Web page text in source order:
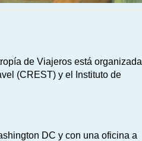
de Viajeros está organizada
(CREST) ​​y el Instituto de
DC y con una oficina a